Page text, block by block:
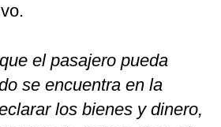
el pasajero pueda
se encuentra en la
los bienes y dinero,